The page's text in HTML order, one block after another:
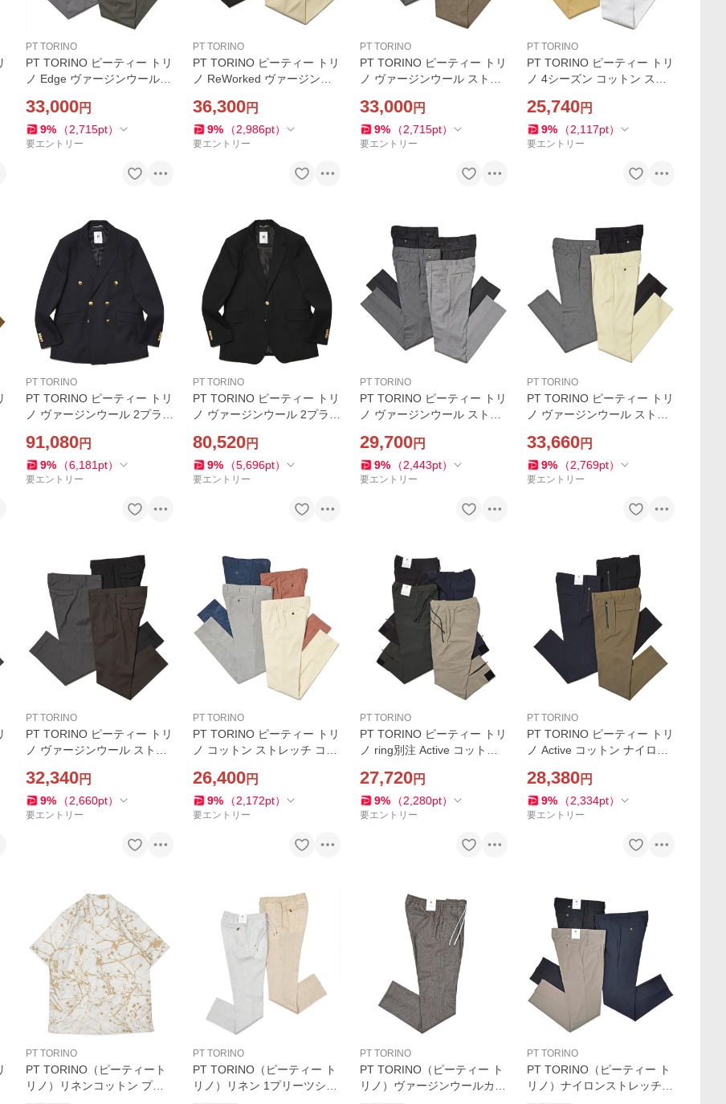
PT TORINO
PT TORINO ピーティー トリ
ノ Edge ヴァージンウール
パンツ REBEL FIT
33,000円
9% （2,715pt）
要エントリー
PT TORINO
PT TORINO ピーティー トリ
ノ ReWorked ヴァージンウ
ワイドパンツ THE DRUMME
R
36,300円
9% （2,986pt）
要エントリー
PT TORINO
PT TORINO ピーティー トリ
ノ ヴァージンウール ストレ
ンドトゥース 1プリーツ パン
ツ GENTLEMAN FIT
33,000円
9% （2,715pt）
要エントリー
PT TORINO
PT TORINO ピーティー トリ
ノ 4シーズン コットン スト
イ 1プリーツ パンツ GENTL
EMAN FIT
25,740円
9% （2,117pt）
要エントリー
PT TORINO
PT TORINO ピーティー トリ
ノ ヴァージンウール 2プライ
ル6Bジャケット
91,080円
9% （6,181 pt）
要エントリー
PT TORINO
PT TORINO ピーティー トリ
ノ ヴァージンウール 2プライ
グル2Bジャケット
80,520円
9% （5,696pt）
要エントリー
PT TORINO
PT TORINO ピーティー トリ
ノ ヴァージンウール ストレ
パンツ GENTLEMAN FIT
29,700円
9% （2,443pt）
要エントリー
PT TORINO
PT TORINO ピーティー トリ
ノ ヴァージンウール ストレ
ンネル 1プリーツ パンツ GE
NTLEMAN FIT
33,660円
9% （2,769pt）
要エントリー
PT TORINO
PT TORINO ピーティー トリ
ノ ヴァージンウール ストレ
ンツ MASTER FIT
32,340円
9% （2,660pt）
要エントリー
PT TORINO
PT TORINO ピーティー トリ
ノ コットン ストレッチ コー
ツ SUPERSLIM FIT
26,400円
9% （2,172pt）
要エントリー
PT TORINO
PT TORINO ピーティー トリ
ノ ring別注 Active コットン
ジップ ノープリーツ パンツ
EPSILON RIB+ZIP
27,720円
9% （2,280pt）
要エントリー
PT TORINO
PT TORINO ピーティー トリ
ノ Active コットン ナイロン
ンツ LAMDA
28,380円
9% （2,334pt）
要エントリー
PT TORINO
PT TORINO（ピーティート
リノ）リネンコットン プリ
PT TORINO
PT TORINO（ピーティー ト
リノ）リネン 1プリーツシャ
PT TORINO
PT TORINO（ピーティー ト
リノ）ヴァージンウールカシ
PT TORINO
PT TORINO（ピーティー ト
リノ）ナイロンストレッチ 1